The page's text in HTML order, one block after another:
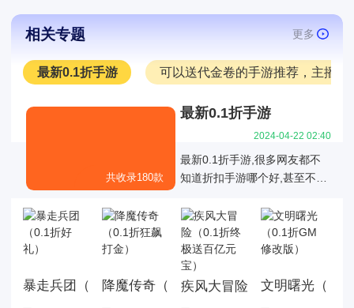
相关专题 更多
最新0.1折手游 可以送代金卷的手游推荐，主播推
共收录180款
最新0.1折手游
2024-04-22 02:40
最新0.1折手游,很多网友都不
知道折扣手游哪个好,甚至不知
游，也不知道有哪些0.1折手游
是值得我们去玩的,今天白菜就
为大家带来好玩的0.1折手机游
戏大全,这里面的游戏统统充值
都是0.1折，游戏上线就送首
暴走兵团（0.1折好礼）降魔传奇（0.1折狂飙打金）
疾风大冒险（0.1折终极送百
文明曙光（0.1